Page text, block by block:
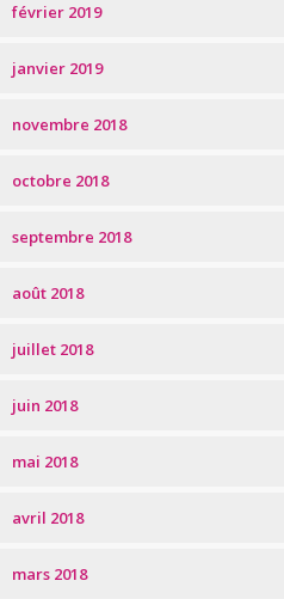
février 2019
janvier 2019
novembre 2018
octobre 2018
septembre 2018
août 2018
juillet 2018
juin 2018
mai 2018
avril 2018
mars 2018